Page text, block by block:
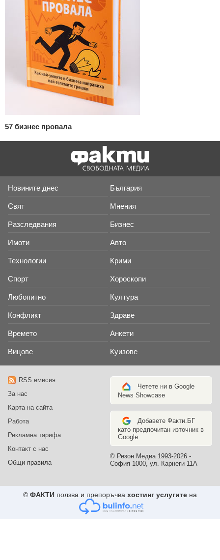
57 бизнес провала
Новините днес България
Свят Мнения
Разследвания Бизнес
Имоти Авто
Технологии Крими
Спорт Хороскопи
Любопитно Култура
Конфликт Здраве
Времето Анкети
Вицове Куизове
RSS емисия
За нас
Карта на сайта
Работа
Рекламна тарифа
Контакт с нас
Общи правила
Четете ни в Google
News Showcase
Добавете Факти.БГ
като предпочитан източник в
Google
© Резон Медиа 1993-2026 -
София 1000, ул. Карнеги 11А
© ФАКТИ ползва и препоръчва хостинг услугите на